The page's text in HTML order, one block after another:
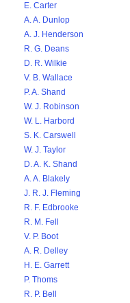
E. Carter
A. A. Dunlop
A. J. Henderson
R. G. Deans
D. R. Wilkie
V. B. Wallace
P. A. Shand
W. J. Robinson
W. L. Harbord
S. K. Carswell
W. J. Taylor
D. A. K. Shand
A. A. Blakely
J. R. J. Fleming
R. F. Edbrooke
R. M. Fell
V. P. Boot
A. R. Delley
H. E. Garrett
P. Thoms
R. P. Bell